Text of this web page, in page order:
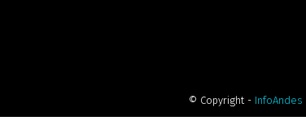
© Copyright - InfoAndes